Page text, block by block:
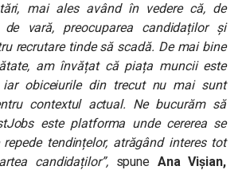
mai ales având în vedere că, de
vară, preocuparea candidaților și
recrutare tinde să scadă. De mai bine
am învățat că piața muncii este
iar obiceiurile din trecut nu mai sunt
contextul actual. Ne bucurăm să
este platforma unde cererea se
tendințelor, atrăgând interes tot
candidaților”, spune AnaVișian,